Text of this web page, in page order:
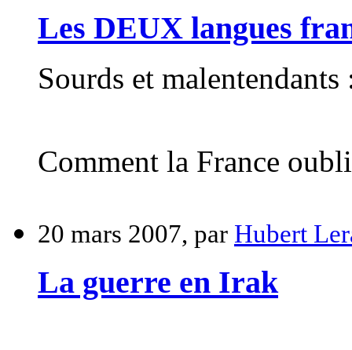
Les DEUX langues
Sourds et
Comment la France
20 mars 2007, par Hubert
La guerre en Irak